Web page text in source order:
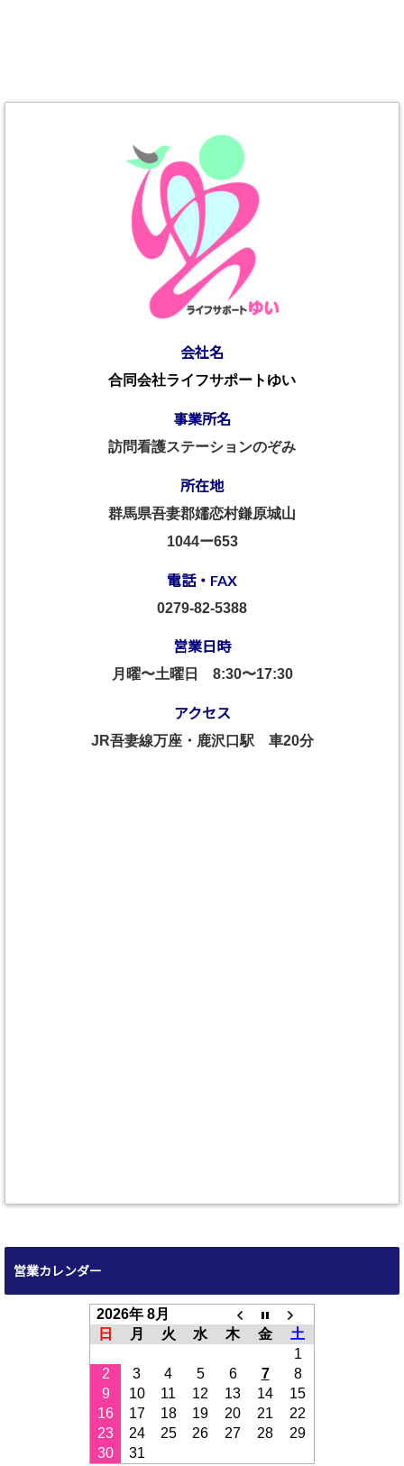
会社名
合同会社ライフサポートゆい
事業所名
訪問看護ステーションのぞみ
所在地
群馬県吾妻郡嬬恋村鎌原城山
1044ー653
電話・FAX
0279-82-5388
営業日時
月曜〜土曜日 8:30〜17:30
アクセス
JR吾妻線万座・鹿沢口駅 車20分
営業カレンダー
2026年 8月
日
月 火 水 木 金
土
1
2
3 4 5 6 7
8
9
10 11 12 13 14
15
16
17 18 19 20 21
22
23
24 25 26 27 28
29
30
31